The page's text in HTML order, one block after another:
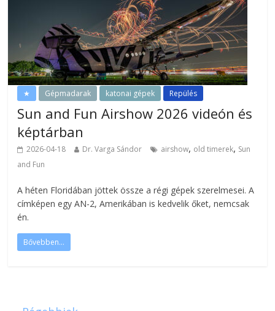
★ Gépmadarak katonai gépek Repülés
Sun and Fun Airshow 2026 videón és
képtárban
2026-04-18 Dr. Varga Sándor airshow, old timerek, Sun
and Fun
A héten Floridában jöttek össze a régi gépek szerelmesei. A
címképen egy AN-2, Amerikában is kedvelik őket, nemcsak
én.
Bővebben...